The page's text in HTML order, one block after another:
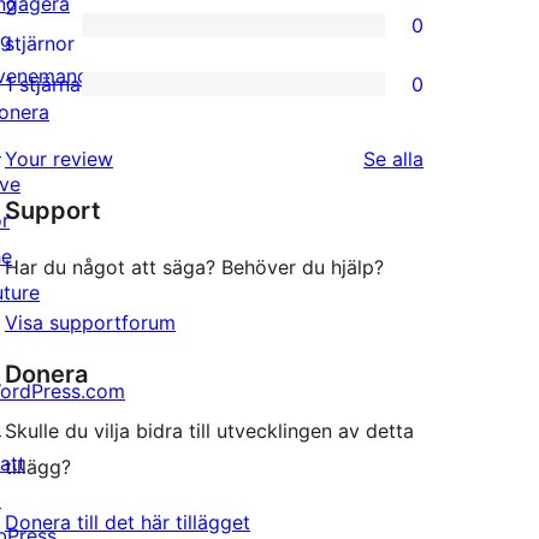
stjärniga
recensioner
0
2-
stjärniga
recensioner
2
stjärnor
0
stjärniga
recensioner
1 stjärna 0
Your review Se alla
Support
Har du något att säga? Behöver du hjälp?
Visa supportforum
Donera
Skulle du vilja bidra till utvecklingen av detta
tillägg?
Donera till det här tillägget